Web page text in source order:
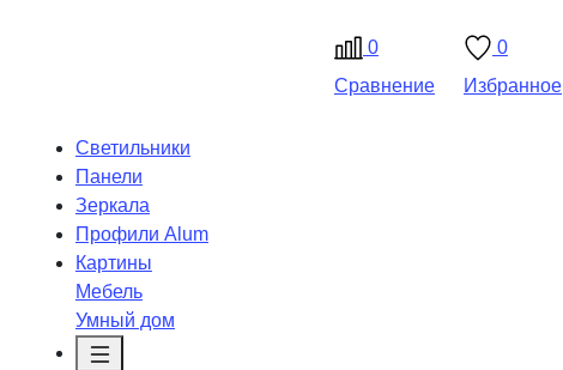
0
Сравнение
0
Избранное
Светильники
Панели
Зеркала
Профили Alum
Картины
Мебель
Умный дом